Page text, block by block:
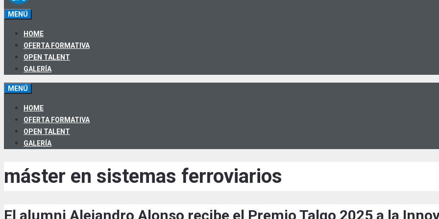
MENÚ
HOME
OFERTA FORMATIVA
OPEN TALENT
GALERÍA
MENÚ
HOME
OFERTA FORMATIVA
OPEN TALENT
GALERÍA
máster en sistemas ferroviarios
El alumni Alejandro Alonso recibe el Premio Talgo 2025 a la